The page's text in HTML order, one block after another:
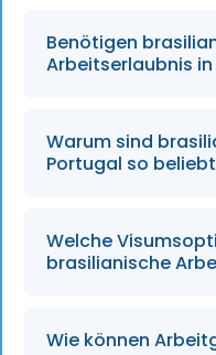
Benötigen
Arbeitserlaubnis
Ja, brasilianische
Arbeitsvisa und
Warum sind
Portugal so
Sprachliche
und hohe
Welche
brasilianische
Wie können